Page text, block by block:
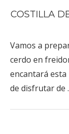
COSTILLA
Vamos a
cerdo en
encantará esta
de disfrutar de